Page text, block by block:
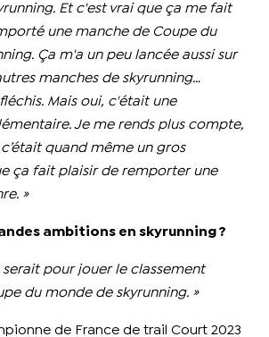
Et c'est vrai que ça me fait
une manche de Coupe du
Ça m'a un peu lancée aussi sur
manches de skyrunning…
Mais oui, c'était une
Je me rends plus compte,
quand même un gros
ça fait plaisir de remporter une
»
ambitions en skyrunning ?
serait pour jouer le classement
du monde de skyrunning. »
de France de trail Court 2023